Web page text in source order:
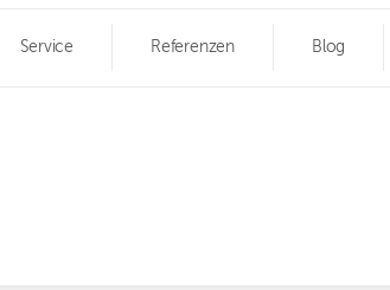
Service Referenzen Blog